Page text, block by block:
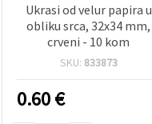
Ukrasi od velur papira u
obliku srca, 32x34 mm,
crveni - 10 kom
SKU: 833873
0.60€